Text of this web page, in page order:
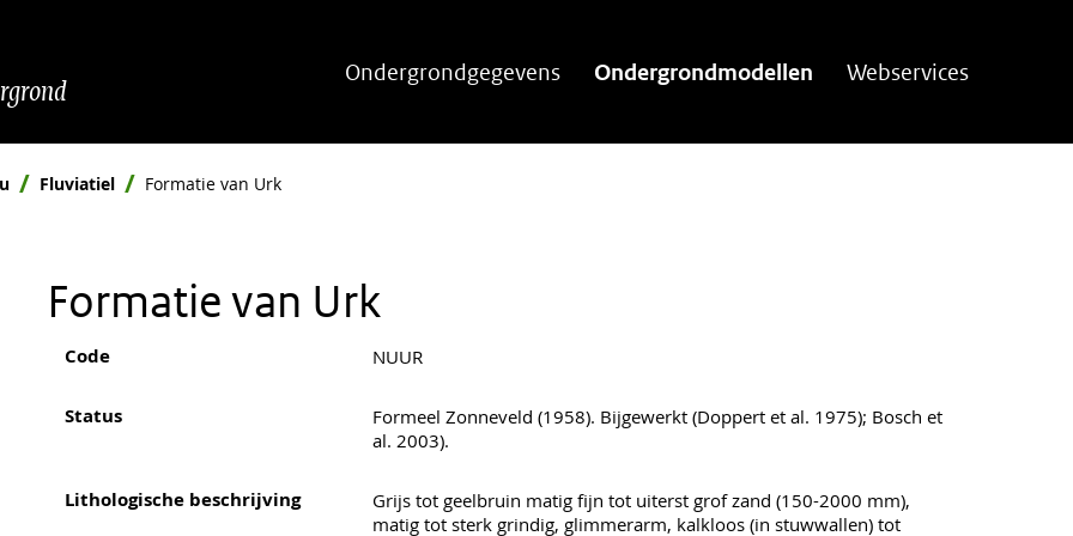
Ondergrondgegevens Ondergrondmodellen Webservices
Fluviatiel Formatie van Urk
Formatie van Urk
Code NUUR
Status
Formeel Zonneveld (1958). Bijgewerkt (Doppert et al. 1975); Bosch et
al. 2003).
Lithologische beschrijving
Grijs tot geelbruin matig fijn tot uiterst grof zand (150-2000 mm),
matig tot sterk grindig, glimmerarm, kalkloos (in stuwwallen) tot